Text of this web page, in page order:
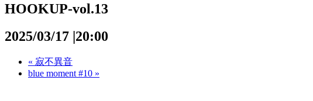
HOOKUP-vol.13
2025/03/17 |20:00
« 寂不異音
blue moment #10 »